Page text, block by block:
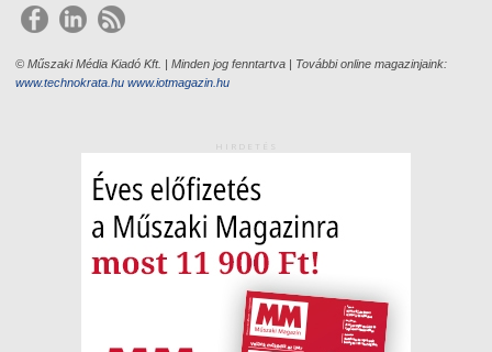
© Műszaki Média Kiadó Kft. | Minden jog fenntartva | További online magazinjaink:
www.technokrata.hu www.iotmagazin.hu
HIRDETÉS